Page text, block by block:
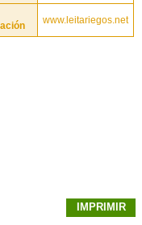
www.leitariegos.net
IMPRIMIR